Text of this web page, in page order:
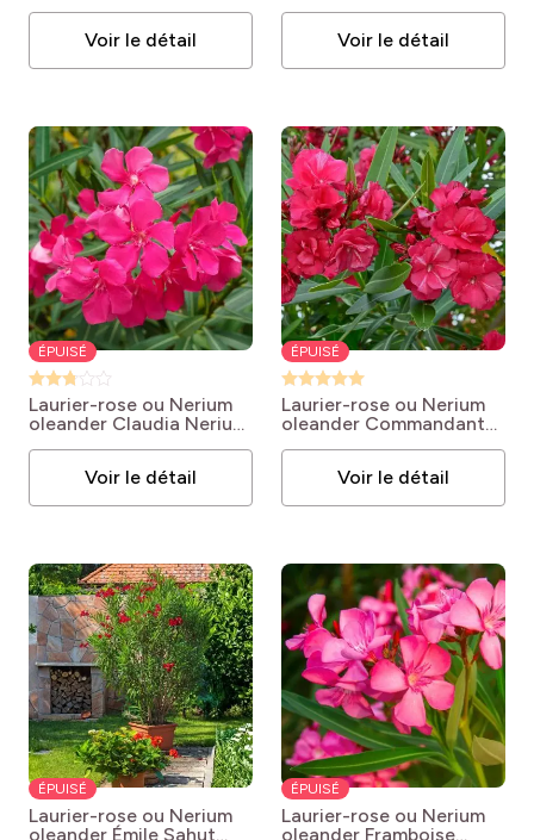
Voir le détail Voir le détail
ÉPUISÉ
Laurier-rose ou Nerium
oleander Claudia Nerium
Voir le détail
ÉPUISÉ
Laurier-rose ou Nerium
oleander Commandant
BarthélemyVoir le détail
ÉPUISÉ
Laurier-rose ou Nerium
oleander Émile Sahut
ÉPUISÉ
Laurier-rose ou Nerium
oleander Framboise